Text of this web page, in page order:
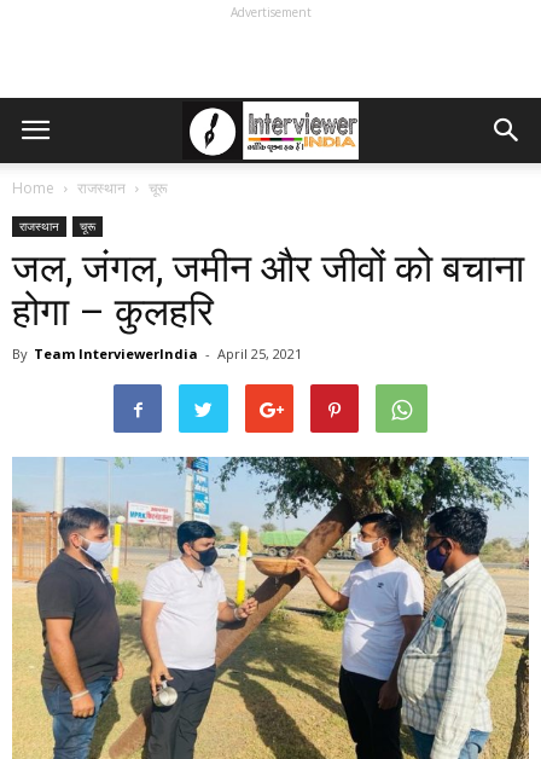
Advertisement
Home राजस्थान चूरू
राजस्थान चूरू
जल, जंगल, जमीन और जीवों को बचाना
होगा – कुलहरि
By Team InterviewerIndia - April 25, 2021